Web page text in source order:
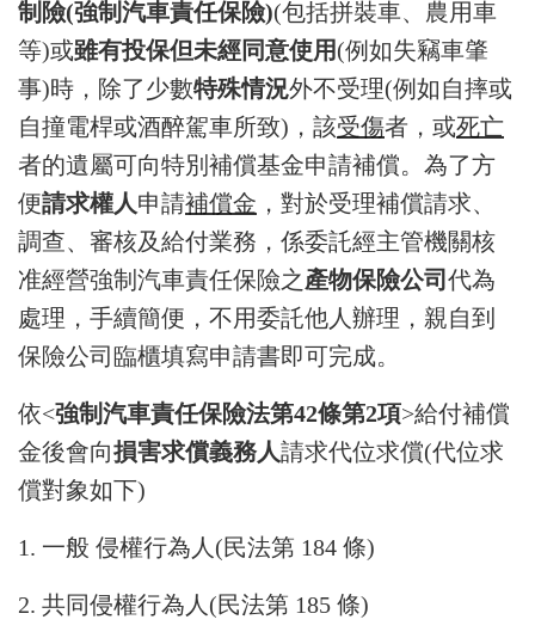
制險(強制汽車責任保險)(包括拼裝車、農用車
等)或雖有投保但未經同意使用(例如失竊車肇
事)時，除了少數特殊情況外不受理(例如自摔或
自撞電桿或酒醉駕車所致)，該受傷者，或死亡
者的遺屬可向特別補償基金申請補償。為了方
便請求權人申請補償金 ，對於受理補償請求、
調查、審核及給付業務，係委託經主管機關核
准經營強制汽車責任保險之產物保險公司代為
處理，手續簡便，不用委託他人辦理，親自到
保險公司臨櫃填寫申請書即可完成。
依<強制汽車責任保險法第42條第2項>給付補償
金後會向損害求償義務人請求代位求償(代位求
償對象如下)
1. 一般 侵權行為人(民法第 184 條)
2. 共同侵權行為人(民法第 185 條)